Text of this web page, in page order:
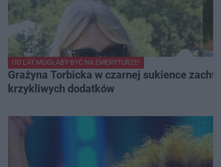
OD LAT MOGŁABY BYĆ NA EMERYTURZE!
Grażyna Torbicka w czarnej sukience
krzykliwych dodatków